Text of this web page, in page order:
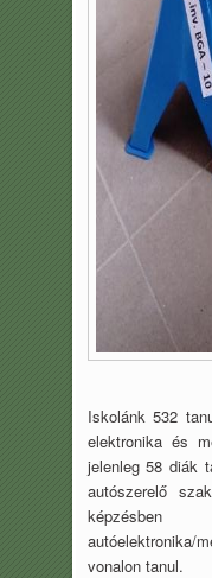
Iskolánk 532
elektronika és
jelenleg 58 diák
autószerelő
képzésben
autóelektronika/
vonalon tanul.